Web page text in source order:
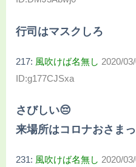
行司はマスクしろ
217: 風吹けば名無し 2020/
ID:g177CJSxa
さびしい😔
来場所はコロナおさま
231: 風吹けば名無し 2020/